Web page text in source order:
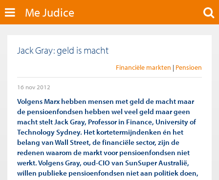
Me Judice
Jack Gray: geld is macht
Financiële markten Pensioen
16 nov 2012
Volgens Marx hebben mensen met geld de macht maar
de pensioenfondsen hebben wel veel geld maar geen
macht stelt Jack Gray, Professor in Finance, University of
Technology Sydney. Het kortetermijndenken én het
belang van Wall Street, de financiële sector, zijn de
redenen waarom de markt voor pensioenfondsen niet
werkt. Volgens Gray, oud-CIO van SunSuper Australië,
willen publieke pensioenfondsen niet aan politiek doen,